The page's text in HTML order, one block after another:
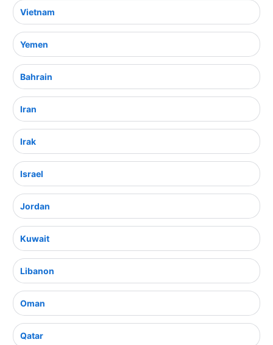
Vietnam
Yemen
Bahrain
Iran
Irak
Israel
Jordan
Kuwait
Libanon
Oman
Qatar